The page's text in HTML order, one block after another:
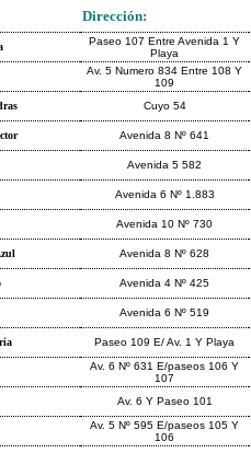
Dirección:
Paseo 107 Entre Avenida 1 Y
Playa
Av. 5 Numero 834 Entre 108 Y
109
Cuyo 54
Avenida 8 Nº 641
Avenida 5 582
Avenida 6 Nº 1.883
Avenida 10 Nº 730
Avenida 8 Nº 628
Avenida 4 Nº 425
Avenida 6 Nº 519
Paseo 109 E/ Av. 1 Y Playa
Av. 6 Nº 631 E/paseos 106 Y
107
Av. 6 Y Paseo 101
Av. 5 Nº 595 E/paseos 105 Y
106